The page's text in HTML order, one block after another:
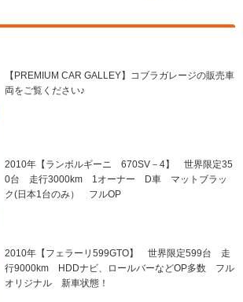
【PREMIUM CAR GALLEY】コブラガレージの販売車
両をご覧ください♪
2010年【ランボルギーニ 670SV－4】 世界限定35
0台 走行3000km 1オーナー D車 マットブラッ
ク(日本1台のみ） フルOP
2010年【フェラーリ599GTO】 世界限定599台 走
行9000km HDDナビ、ロールバーなどOP多数 フル
オリジナル 新車状態！